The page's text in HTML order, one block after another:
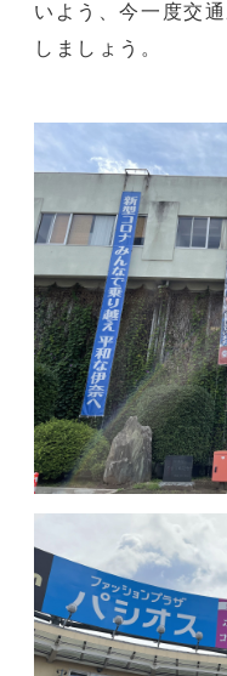
いよう、今一度交
しましょう。